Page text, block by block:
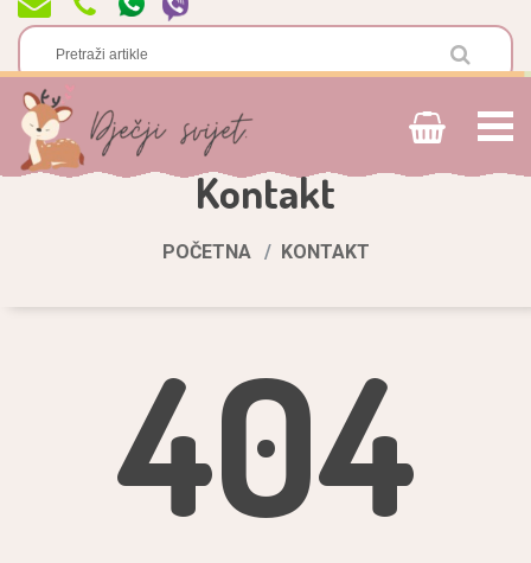
Kontakt
POČETNA KONTAKT
404